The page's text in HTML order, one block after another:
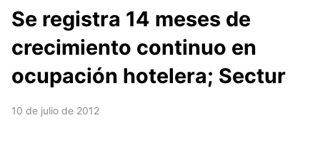
Se registra 14 meses de
crecimiento continuo en
ocupación hotelera; Sectur
10 de julio de 2012